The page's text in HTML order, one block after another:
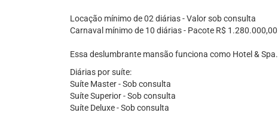
Locação mínimo de 02 diárias - Valor sob consulta
Carnaval mínimo de 10 diárias - Pacote R$ 1.280.000,00
Essa deslumbrante mansão funciona como Hotel & Spa.
Diárias por suíte:
Suíte Master - Sob consulta
Suíte Superior - Sob consulta
Suíte Deluxe - Sob consulta